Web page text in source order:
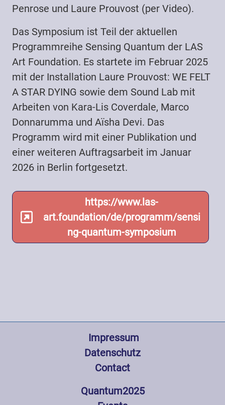
Penrose und Laure Prouvost (per Video).
Das Symposium ist Teil der aktuellen
Programmreihe Sensing Quantum der LAS
Art Foundation. Es startete im Februar 2025
mit der Installation Laure Prouvost: WE FELT
A STAR DYING sowie dem Sound Lab mit
Arbeiten von Kara-Lis Coverdale, Marco
Donnarumma und Aïsha Devi. Das
Programm wird mit einer Publikation und
einer weiteren Auftragsarbeit im Januar
2026 in Berlin fortgesetzt.
https://www.las-
art.foundation/de/programm/sensi
ng-quantum-symposium
Impressum
Datenschutz
Contact
Hauptnavigation
Quantum2025